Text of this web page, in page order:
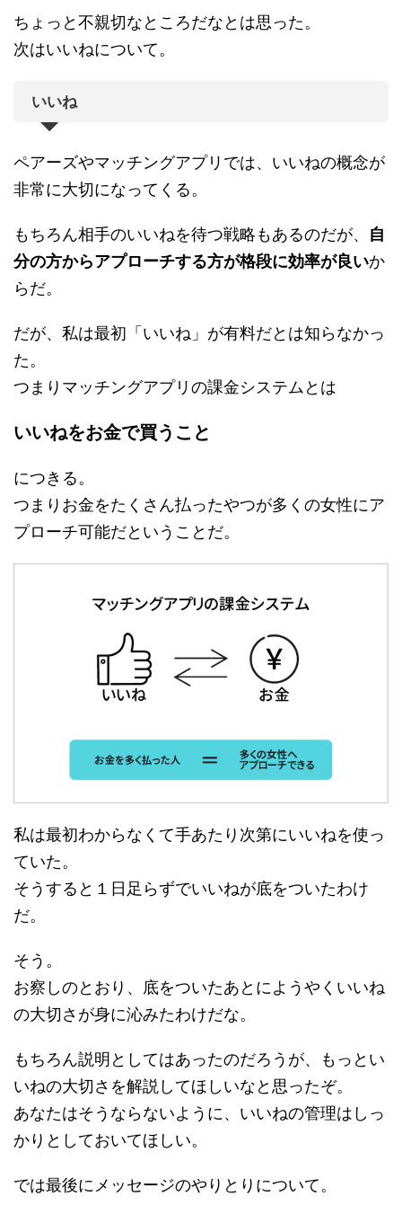
ちょっと不親切なところだなとは思った。
次はいいねについて。
いいね
ペアーズやマッチングアプリでは、いいねの概念が
非常に大切になってくる。
もちろん相手のいいねを待つ戦略もあるのだが、 自
分の方からアプローチする方が格段に効率が良いか
らだ。
だが、私は最初「いいね」が有料だとは知らなかっ
た。
つまりマッチングアプリの課金システムとは
いいねをお金で買うこと
につきる。
つまりお金をたくさん払ったやつが多くの女性にア
プローチ可能だということだ。
私は最初わからなくて手あたり次第にいいねを使っ
ていた。
そうすると１日足らずでいいねが底をついたわけ
だ。
そう。
お察しのとおり、底をついたあとにようやくいいね
の大切さが身に沁みたわけだな。
もちろん説明としてはあったのだろうが、もっとい
いねの大切さを解説してほしいなと思ったぞ。
あなたはそうならないように、いいねの管理はしっ
かりとしておいてほしい。
では最後にメッセージのやりとりについて。